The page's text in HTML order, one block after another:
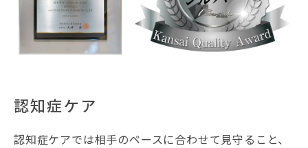
認知症ケア
認知症ケアでは相手のペースに合わせて見守ること、